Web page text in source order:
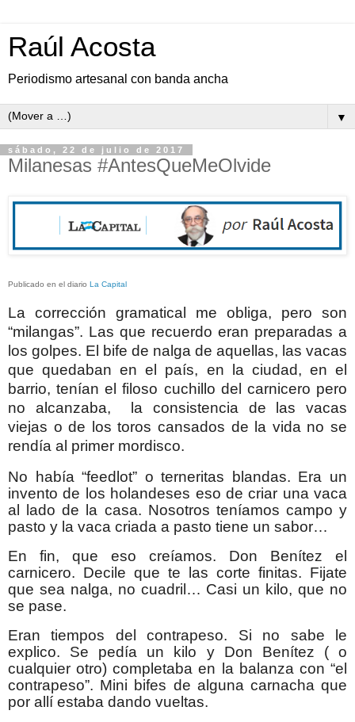
Raúl Acosta
Periodismo artesanal con banda ancha
▼
sábado, 22 de julio de 2017
Milanesas #AntesQueMeOlvide
Publicado en el diario La Capital
La corrección gramatical me obliga, pero son
“milangas”. Las que recuerdo eran preparadas a
los golpes. El bife de nalga de aquellas, las vacas
que quedaban en el país, en la ciudad, en el
barrio, tenían el filoso cuchillo del carnicero pero
no alcanzaba, la consistencia de las vacas
viejas o de los toros cansados de la vida no se
rendía al primer mordisco.
No había “feedlot” o terneritas blandas. Era un
invento de los holandeses eso de criar una vaca
al lado de la casa. Nosotros teníamos campo y
pasto y la vaca criada a pasto tiene un sabor…
En fin, que eso creíamos. Don Benítez el
carnicero. Decile que te las corte finitas. Fijate
que sea nalga, no cuadril… Casi un kilo, que no
se pase.
Eran tiempos del contrapeso. Si no sabe le
explico. Se pedía un kilo y Don Benítez ( o
cualquier otro) completaba en la balanza con “el
contrapeso”. Mini bifes de alguna carnacha que
por allí estaba dando vueltas.